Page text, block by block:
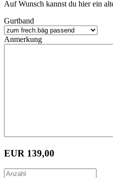
Auf Wunsch kannst du hier ein
Gurtband
Anmerkung
EUR 139,00